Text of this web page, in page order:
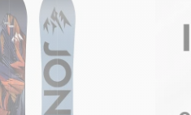
en stock